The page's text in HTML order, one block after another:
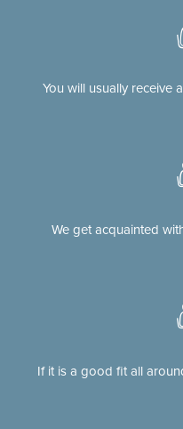
You will usually receive
We get acquainted
If it is a good fit all